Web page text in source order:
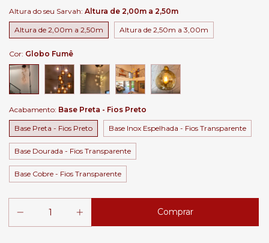
Altura do seu Sarvah: Altura de 2,00m a 2,50m
Altura de 2,00m a 2,50m Altura de 2,50m a 3,00m
Cor: Globo Fumê
Acabamento: Base Preta - Fios Preto
Base Preta - Fios Preto Base Inox Espelhada - Fios Transparente
Base Dourada - Fios Transparente
Base Cobre - Fios Transparente